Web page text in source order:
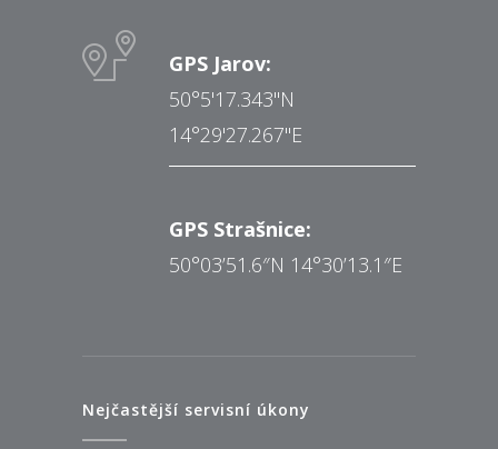
GPS Jarov:
50°5'17.343"N
14°29'27.267"E
GPS Strašnice:
50°03’51.6″N 14°30’13.1″E
Nejčastější servisní úkony